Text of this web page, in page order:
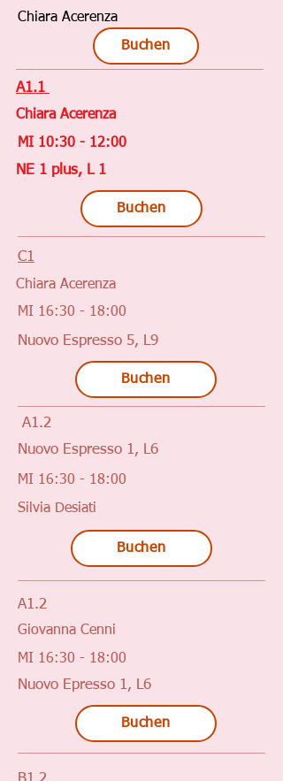
Chiara Acerenza
Buchen
A1.1
Chiara Acerenza
MI 10:30 - 12:00
NE 1 plus, L 1
Buchen
C1
Chiara Acerenza
MI 16:30 - 18:00
Nuovo Espresso 5, L9
Buchen
A1.2
Nuovo Espresso 1, L6
MI 16:30 - 18:00
Silvia Desiati
Buchen
A1.2
Giovanna Cenni
MI 16:30 - 18:00
Nuovo Epresso 1, L6
Buchen